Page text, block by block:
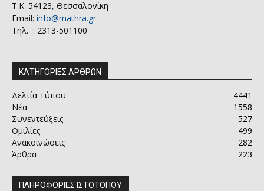
Τ.Κ. 54123, Θεσσαλονίκη
Email: info@mathra.gr
Τηλ. : 2313-501100
ΚΑΤΗΓΟΡΙΕΣ ΑΡΘΡΩΝ
Δελτία Τύπου
4441
Νέα
1558
Συνεντεύξεις
527
Ομιλίες
499
Ανακοινώσεις
282
Άρθρα
223
ΠΛΗΡΟΦΟΡΙΕΣ ΙΣΤΟΤΟΠΟΥ